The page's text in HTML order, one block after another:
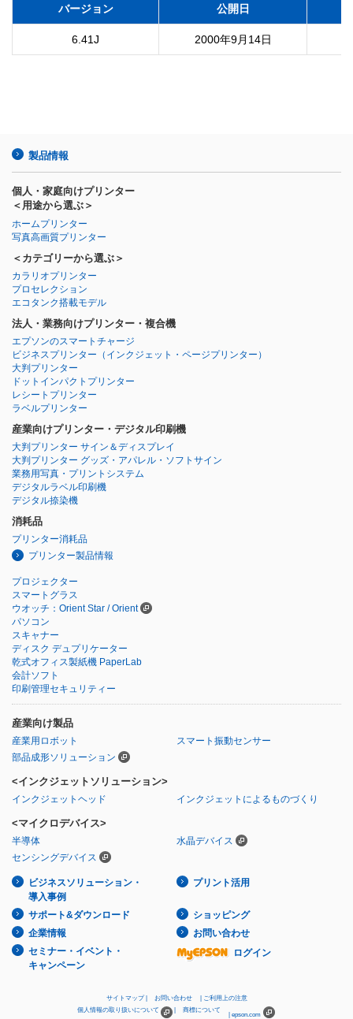
バージョン 公開日
6.41J 2000年9月14日
製品情報
個人・家庭向けプリンター
＜用途から選ぶ＞
ホームプリンター
写真高画質プリンター
＜カテゴリーから選ぶ＞
カラリオプリンター
プロセレクション
エコタンク搭載モデル
法人・業務向けプリンター・複合機
エプソンのスマートチャージ
ビジネスプリンター （インクジェット・ページプリンター）
大判プリンター
ドットインパクトプリンター
レシートプリンター
ラベルプリンター
産業向けプリンター・デジタル印刷機
大判プリンター サイン＆ディスプレイ
大判プリンター グッズ・アパレル・ソフトサイン
業務用写真・プリントシステム
デジタルラベル印刷機
デジタル捺染機
消耗品
プリンター消耗品
プリンター製品情報
プロジェクター
スマートグラス
ウオッチ：Orient Star / Orient
パソコン
スキャナー
ディスク デュプリケーター
乾式オフィス製紙機 PaperLab
会計ソフト
印刷管理セキュリティー
産業向け製品
産業用ロボット
スマート振動センサー
部品成形ソリューション
<インクジェットソリューション>
インクジェットヘッド インクジェットによるものづくり
<マイクロデバイス>
半導体
水晶デバイス
センシングデバイス
ビジネスソリューション・
導入事例
プリント活用
サポート&ダウンロード
ショッピング
企業情報
お問い合わせ
セミナー・イベント・
キャンペーン
ログイン
サイトマップ お問い合わせ
ご利用上の注意
個人情報の取り扱いについて
商標について
epson.com